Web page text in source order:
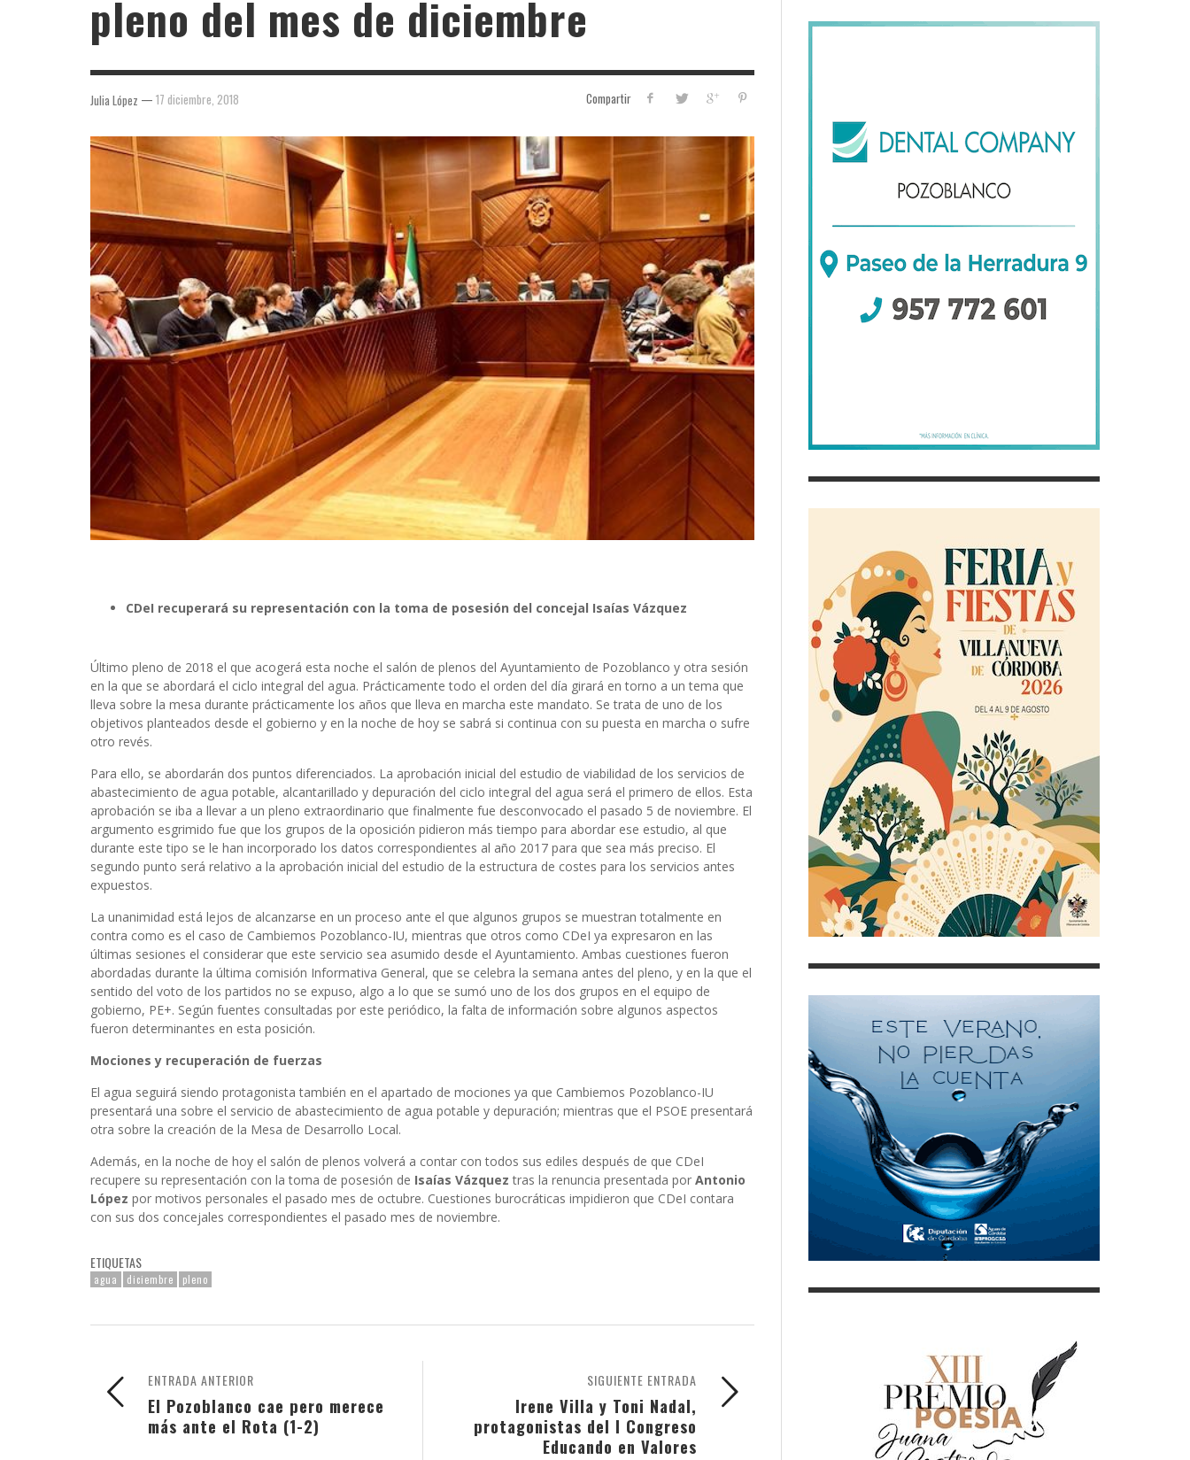
pleno del mes de diciembre
Compartir
Julia López — 17 diciembre, 2018
CDeI recuperará su representación con la toma de posesión del concejal Isaías Vázquez
Último pleno de 2018 el que acogerá esta noche el salón de plenos del Ayuntamiento de Pozoblanco y otra sesión
en la que se abordará el ciclo integral del agua. Prácticamente todo el orden del día girará en torno a un tema que
lleva sobre la mesa durante prácticamente los años que lleva en marcha este mandato. Se trata de uno de los
objetivos planteados desde el gobierno y en la noche de hoy se sabrá si continua con su puesta en marcha o sufre
otro revés.
Para ello, se abordarán dos puntos diferenciados. La aprobación inicial del estudio de viabilidad de los servicios de
abastecimiento de agua potable, alcantarillado y depuración del ciclo integral del agua será el primero de ellos. Esta
aprobación se iba a llevar a un pleno extraordinario que finalmente fue desconvocado el pasado 5 de noviembre. El
argumento esgrimido fue que los grupos de la oposición pidieron más tiempo para abordar ese estudio, al que
durante este tipo se le han incorporado los datos correspondientes al año 2017 para que sea más preciso. El
segundo punto será relativo a la aprobación inicial del estudio de la estructura de costes para los servicios antes
expuestos.
La unanimidad está lejos de alcanzarse en un proceso ante el que algunos grupos se muestran totalmente en
contra como es el caso de Cambiemos Pozoblanco-IU, mientras que otros como CDeI ya expresaron en las
últimas sesiones el considerar que este servicio sea asumido desde el Ayuntamiento. Ambas cuestiones fueron
abordadas durante la última comisión Informativa General, que se celebra la semana antes del pleno, y en la que el
sentido del voto de los partidos no se expuso, algo a lo que se sumó uno de los dos grupos en el equipo de
gobierno, PE+. Según fuentes consultadas por este periódico, la falta de información sobre algunos aspectos
fueron determinantes en esta posición.
Mociones y recuperación de fuerzas
El agua seguirá siendo protagonista también en el apartado de mociones ya que Cambiemos Pozoblanco-IU
presentará una sobre el servicio de abastecimiento de agua potable y depuración; mientras que el PSOE presentará
otra sobre la creación de la Mesa de Desarrollo Local.
Además, en la noche de hoy el salón de plenos volverá a contar con todos sus ediles después de que CDeI
recupere su representación con la toma de posesión de Isaías Vázquez tras la renuncia presentada por Antonio
López por motivos personales el pasado mes de octubre. Cuestiones burocráticas impidieron que CDeI contara
con sus dos concejales correspondientes el pasado mes de noviembre.
ETIQUETAS
agua diciembre pleno
SIGUIENTE ENTRADA
Irene Villa y Toni Nadal,
protagonistas del I Congreso
Educando en Valores
ENTRADA ANTERIOR
El Pozoblanco cae pero merece
más ante el Rota (1-2)